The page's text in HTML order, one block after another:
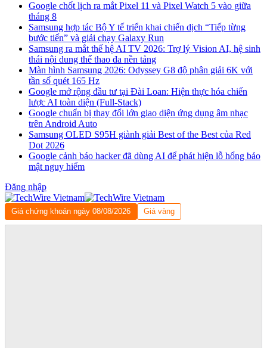
Google chốt lịch ra mắt Pixel 11 và Pixel Watch 5 vào giữa
tháng 8
Samsung hợp tác Bộ Y tế triển khai chiến dịch “Tiếp từng
bước tiến” và giải chạy Galaxy Run
Samsung ra mắt thế hệ AI TV 2026: Trợ lý Vision AI, hệ sinh
thái nội dung thể thao đa nền tảng
Màn hình Samsung 2026: Odyssey G8 độ phân giải 6K với
tần số quét 165 Hz
Google mở rộng đầu tư tại Đài Loan: Hiện thực hóa chiến
lược AI toàn diện (Full-Stack)
Google chuẩn bị thay đổi lớn giao diện ứng dụng âm nhạc
trên Android Auto
Samsung OLED S95H giành giải Best of the Best của Red
Dot 2026
Google cảnh báo hacker đã dùng AI để phát hiện lỗ hổng bảo
mật nguy hiểm
Đăng nhập
Giá chứng khoán ngày 08/08/2026 Giá vàng